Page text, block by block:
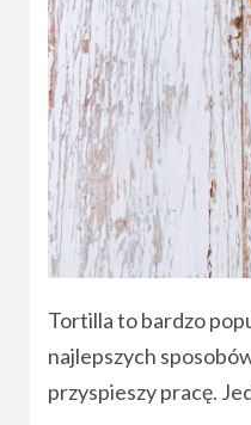
Tortilla to bardzo
najlepszych
przyspieszy pracę.